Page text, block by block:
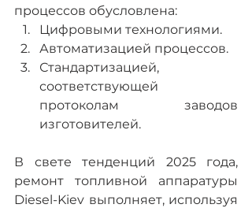
процессов обусловлена:
Цифровыми технологиями.
Автоматизацией процессов.
Стандартизацией,
соответствующей
протоколам заводов
изготовителей.
В свете тенденций 2025 года,
ремонт топливной аппаратуры
Diesel-Kiev выполняет, используя